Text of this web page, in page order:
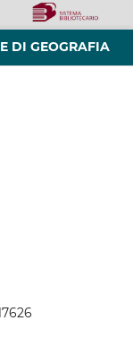
DI GEOGRAFIA